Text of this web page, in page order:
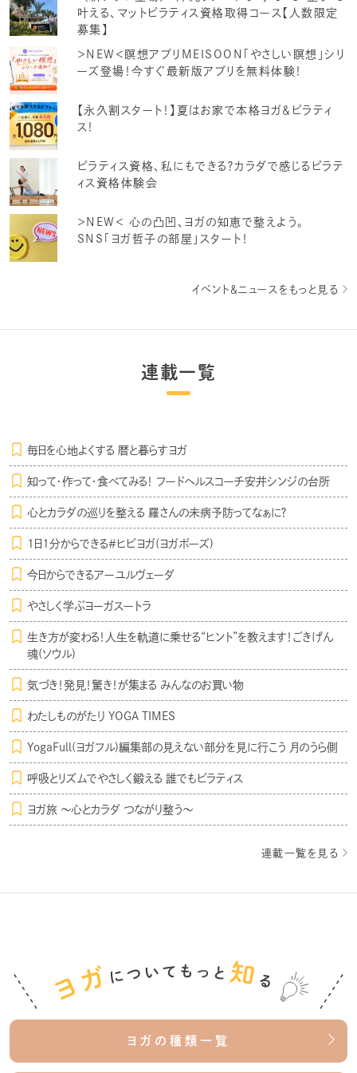
叶える、マットピラティス資格取得コース【人数限定
募集】
＞NEW＜瞑想アプリMEISOON「やさしい瞑想」シリ
ーズ登場！今すぐ最新版アプリを無料体験！
【永久割スタート！】夏はお家で本格ヨガ＆ピラティ
ス！
ピラティス資格、私にもできる？カラダで感じるピラテ
ィス資格体験会
＞NEW＜ 心の凸凹、ヨガの知恵で整えよう。
SNS「ヨガ哲子の部屋」スタート！
イベント＆ニュースをもっと見る
連載一覧
毎日を心地よくする 暦と暮らすヨガ
知って・作って・食べてみる！ フードヘルスコーチ安井シンジの台所
心とカラダの巡りを整える 羅さんの未病予防ってなぁに？
1日1分からできる＃ヒビヨガ(ヨガポーズ)
今日からできるアーユルヴェーダ
やさしく学ぶヨーガスートラ
生き方が変わる！人生を軌道に乗せる“ヒント”を教えます！ごきげん
魂(ソウル)
気づき！発見！驚き！が集まる みんなのお買い物
わたしものがたり YOGA TIMES
YogaFull(ヨガフル)編集部の見えない部分を見に行こう 月のうら側
呼吸とリズムでやさしく鍛える 誰でもピラティス
ヨガ旅 〜心とカラダ つながり整う〜
連載一覧を見る
ヨガの種類一覧